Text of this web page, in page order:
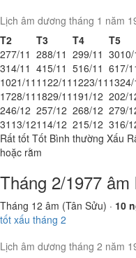
Lịch âm dương tháng 1 năm
T2
T3 T4 T5
277/11 288/11 299/11 3010/
314/11 415/11 516/11 617/
1021/11 1122/11 1223/11 1324/
1728/11 1829/11 191/12 202/
246/12 257/12 268/12 279/
31 13/121 14/12 215/12 316/
Rất tốt Tốt Bình thường Xấu
hoặc rằm
Tháng 2/1977 âm
Tháng 12 âm (Tân Sửu) · 10
tốt xấu tháng 2
Lịch âm dương tháng 2 năm